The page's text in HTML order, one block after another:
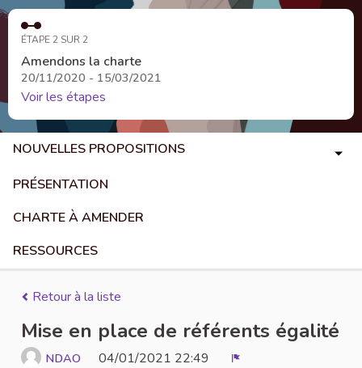
ÉTAPE 2 SUR 2
Amendons la charte
20/11/2020 - 15/03/2021
Voir les étapes
NOUVELLES PROPOSITIONS
PRÉSENTATION
CHARTE À AMENDER
RESSOURCES
Retour à la liste
Mise en place de référents égalité
NDAO 04/01/2021 22:49